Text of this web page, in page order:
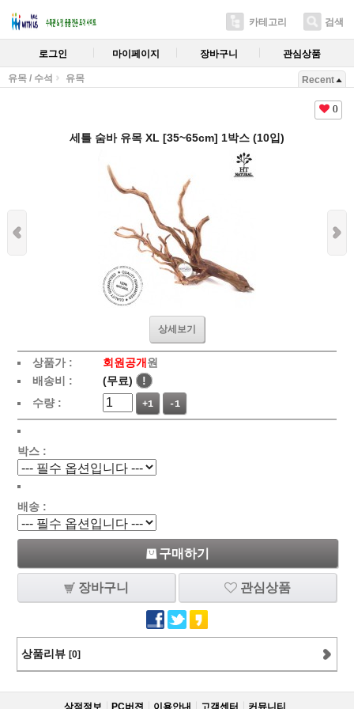
카테고리 검색
로그인 마이페이지 장바구니 관심상품
유목 / 수석 유목 Recent
0
세틀 숨바 유목 XL [35~65cm] 1박스 (10입)
상세보기
상품가 : 회원공개 원
배송비 :
(무료)
!
수량 :
+1 -1
박스 :
배송 :
구매하기
장바구니 관심상품
상품리뷰 [0]
상점정보 PC버젼 이용안내 고객센터 커뮤니티